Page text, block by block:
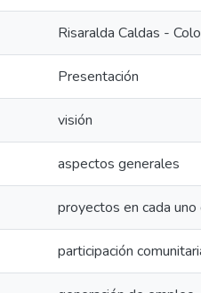
Risaralda Caldas -
Presentación
visión
aspectos generales
proyectos en cada
participación